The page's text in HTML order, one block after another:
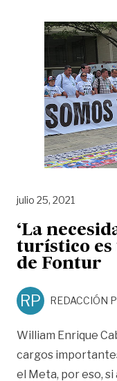
julio 25, 2021
‘La
turístico es
de Fontur
RP REDACCIÓN
William Enrique
cargos
el Meta, por eso,